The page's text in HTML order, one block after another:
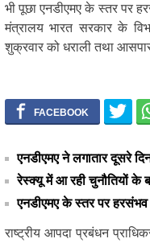
भी पूछा एनडीएमए के स्तर पर
मंत्रालय भारत सरकार के
शुक्रवार को धराली तथा
एनडीएमए ने लगातार दूसरे
रेस्क्यू में आ रही चुनौतियों के
एनडीएमए के स्तर पर
राष्ट्रीय आपदा प्रबंधन